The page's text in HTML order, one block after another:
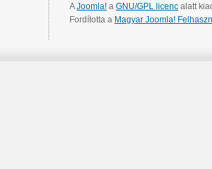
AJoomla! a GNU/GPL licenc alatt
Fordította a Magyar Joomla!